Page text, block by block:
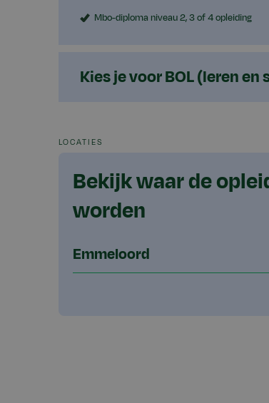
Mbo-diploma niveau 2, 3 of 4 opleiding
Kies je voor BOL (leren
LOCATIES
Bekijk waar de
worden
Emmeloord